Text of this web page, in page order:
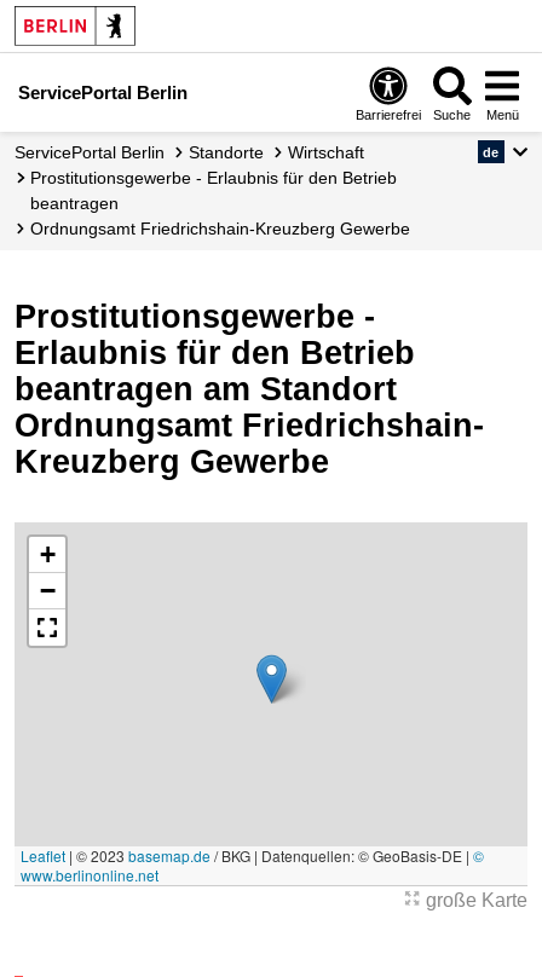
ServicePortal Berlin
Barrierefrei Suche Menü
ServicePortal Berlin Standorte
Wirtschaft
Prostitutionsgewerbe - Erlaubnis für den Betrieb
beantragen
Ordnungsamt Friedrichshain-Kreuzberg Gewerbe
de
Prostitutionsgewerbe -
Erlaubnis für den Betrieb
beantragen am Standort
Ordnungsamt Friedrichshain-
Kreuzberg Gewerbe
+
−
Leaflet | © 2023 basemap.de/ BKG | Datenquellen: © GeoBasis-DE | ©
www.berlinonline.net
große Karte